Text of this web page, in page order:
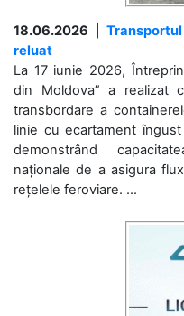
18.06.2026
reluat
La 17 iunie 2026,
din Moldova” a realizat
transbordare a
linie cu ecartament
demonstrând
naționale de a asigura
rețelele feroviare. ...